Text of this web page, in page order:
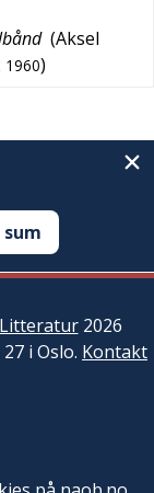
(Aksel
1960)
2026
i Oslo. Kontakt